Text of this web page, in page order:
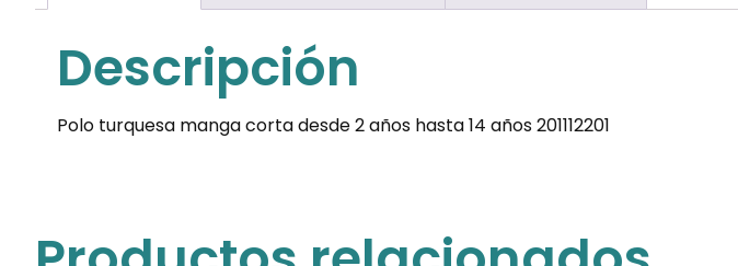
Descripción
Polo turquesa manga corta desde 2 años hasta 14 años 201112201